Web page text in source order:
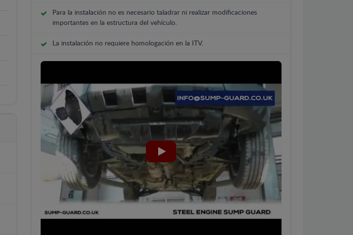
Para la instalación no es necesario taladrar ni realizar modificaciones
importantes en la estructura del vehículo.
La instalación no requiere homologación en la ITV.